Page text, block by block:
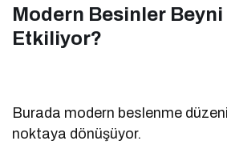
Modern Besinler Beyni
Etkiliyor?
Burada modern beslenme
noktaya dönüşüyor.